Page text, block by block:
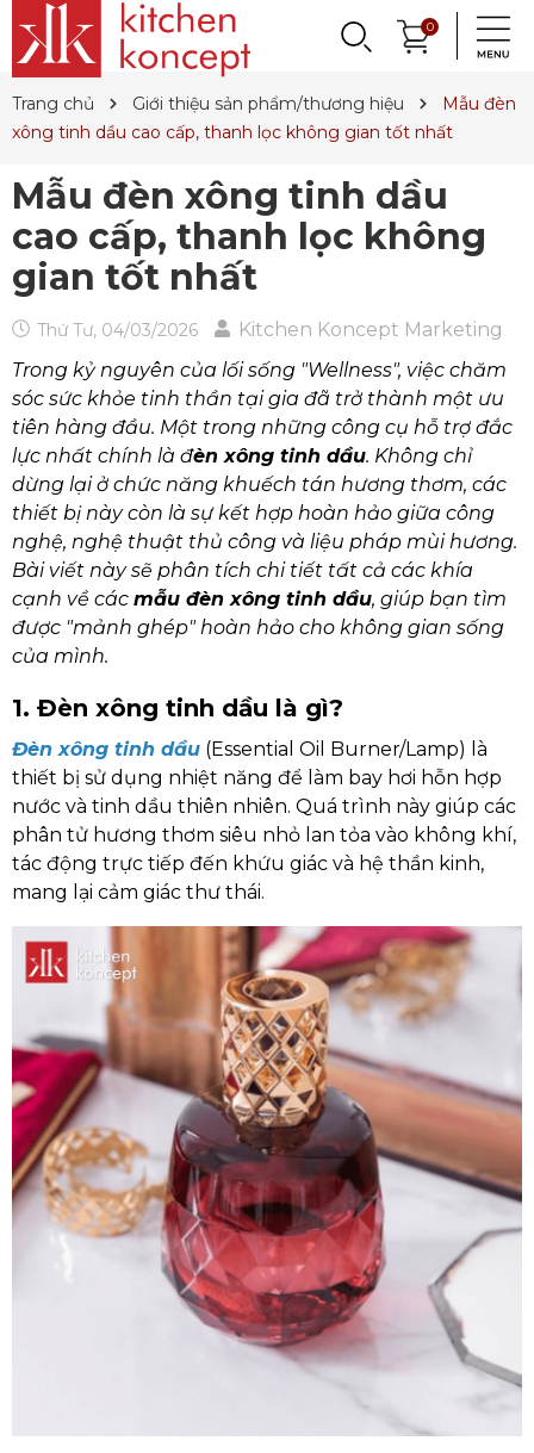
0
SALE TIN TỨC
QUAY LẠI NỒI, CHẢO
Nồi
Nồi Áp Suất
Wok
Khay Gang, Lò Nướng
Phụ Kiện Gang
QUAY LẠI DAO, KÉO
Dao
Dao Nhật
Kéo
QUAY LẠI
PHỤ KIỆN & TRANG
TRÍ BÀN ĂN
Tô, Chén, Dĩa
Trang Trí Bàn Ăn
Hũ Đựng Gia Vị
Khăn Bàn Ăn
QUAY LẠI PHỤ KIỆN BẾP
Dụng Cụ Nhà Bếp
Lót Nồi & Tay Cầm
Dụng Cụ Làm Kem
QUAY LẠI
DỤNG CỤ LÀM BÁNH
& MÌ Ý
Dụng Cụ Làm Pasta
Khay Nướng Bánh
QUAY LẠI
LY, BÌNH NƯỚC,
DECANTER
Ly Pha Lê
Ly Thủy Tinh
Bình Nước
QUAY LẠI PHỤ KIỆN RƯỢU
Đầu Rót
Bình Giữ Mát
Thiết Bị Sục Oxy
Máy Chiết Rượu
Dụng Cụ Pha Chế
Khui Rượu, Nút Chai
QUAY LẠI DANH MỤC KHÁC
Sản Phẩm Cho Bé
Tinh Dầu
Dung Dịch Sát Khuẩn
Bình, Ly & Hũ Giữ Nhiệt
Bình Trà
Trang chủ Giới thiệu sản phẩm/thương hiệu
Mẫu đèn
xông tinh dầu cao cấp, thanh lọc không gian tốt nhất
Mẫu đèn xông tinh dầu
cao cấp, thanh lọc không
gian tốt nhất
Thứ Tư, 04/03/2026
Kitchen Koncept Marketing
Trong kỷ nguyên của lối sống "Wellness", việc chăm
sóc sức khỏe tinh thần tại gia đã trở thành một ưu
tiên hàng đầu. Một trong những công cụ hỗ trợ đắc
lực nhất chính là đèn xông tinh dầu. Không chỉ
dừng lại ở chức năng khuếch tán hương thơm, các
thiết bị này còn là sự kết hợp hoàn hảo giữa công
nghệ, nghệ thuật thủ công và liệu pháp mùi hương.
Bài viết này sẽ phân tích chi tiết tất cả các khía
cạnh về các mẫu đèn xông tinh dầu, giúp bạn tìm
được "mảnh ghép" hoàn hảo cho không gian sống
của mình.
1. Đèn xông tinh dầu là gì?
Đèn xông tinh dầu (Essential Oil Burner/Lamp) là
thiết bị sử dụng nhiệt năng để làm bay hơi hỗn hợp
nước và tinh dầu thiên nhiên. Quá trình này giúp các
phân tử hương thơm siêu nhỏ lan tỏa vào không khí,
tác động trực tiếp đến khứu giác và hệ thần kinh,
mang lại cảm giác thư thái.